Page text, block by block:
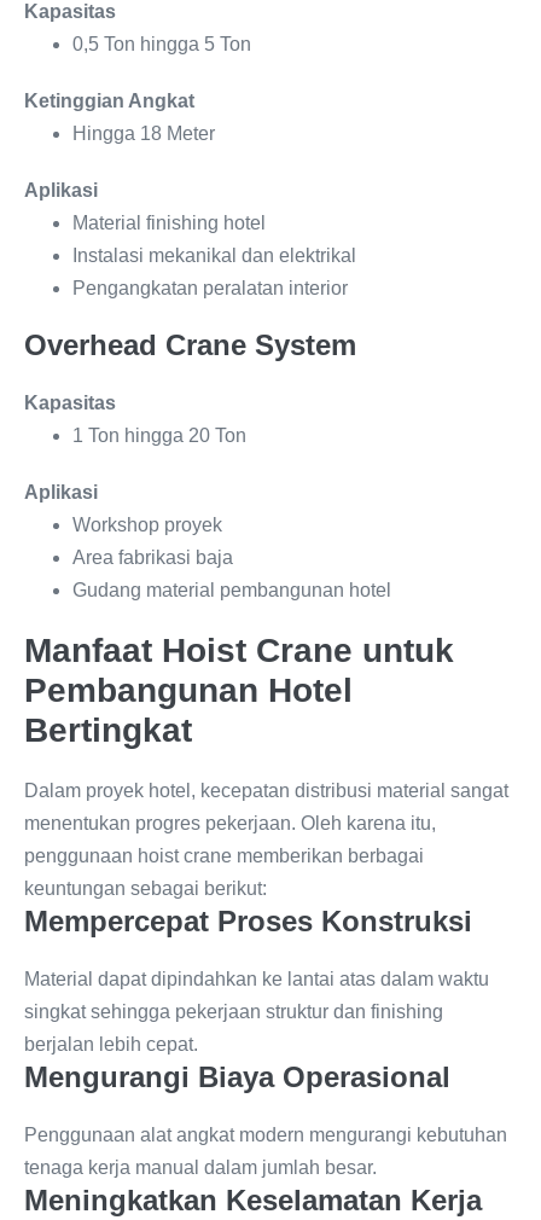
Kapasitas
0,5 Ton hingga 5 Ton
Ketinggian Angkat
Hingga 18 Meter
Aplikasi
Material finishing hotel
Instalasi mekanikal dan elektrikal
Pengangkatan peralatan interior
Overhead Crane System
Kapasitas
1 Ton hingga 20 Ton
Aplikasi
Workshop proyek
Area fabrikasi baja
Gudang material pembangunan hotel
Manfaat Hoist Crane untuk
Pembangunan Hotel
Bertingkat
Dalam proyek hotel, kecepatan distribusi material sangat
menentukan progres pekerjaan. Oleh karena itu,
penggunaan hoist crane memberikan berbagai
keuntungan sebagai berikut:
Mempercepat Proses Konstruksi
Material dapat dipindahkan ke lantai atas dalam waktu
singkat sehingga pekerjaan struktur dan finishing
berjalan lebih cepat.
Mengurangi Biaya Operasional
Penggunaan alat angkat modern mengurangi kebutuhan
tenaga kerja manual dalam jumlah besar.
Meningkatkan Keselamatan Kerja